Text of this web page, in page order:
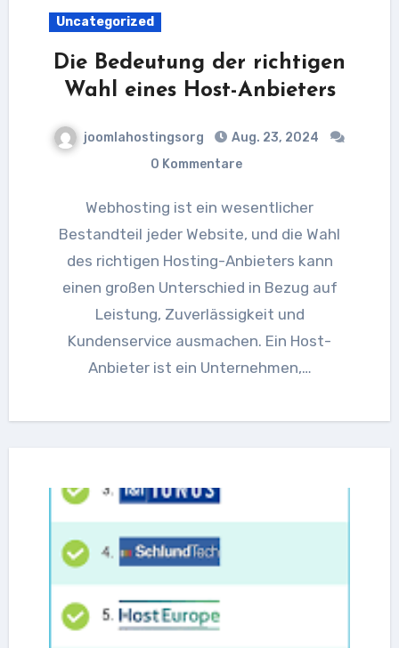
Uncategorized
Die Bedeutung der richtigen
Wahl eines Host-Anbieters
joomlahostingsorg
Aug. 23, 2024
0 Kommentare
Webhosting ist ein wesentlicher
Bestandteil jeder Website, und die Wahl
des richtigen Hosting-Anbieters kann
einen großen Unterschied in Bezug auf
Leistung, Zuverlässigkeit und
Kundenservice ausmachen. Ein Host-
Anbieter ist ein Unternehmen,…